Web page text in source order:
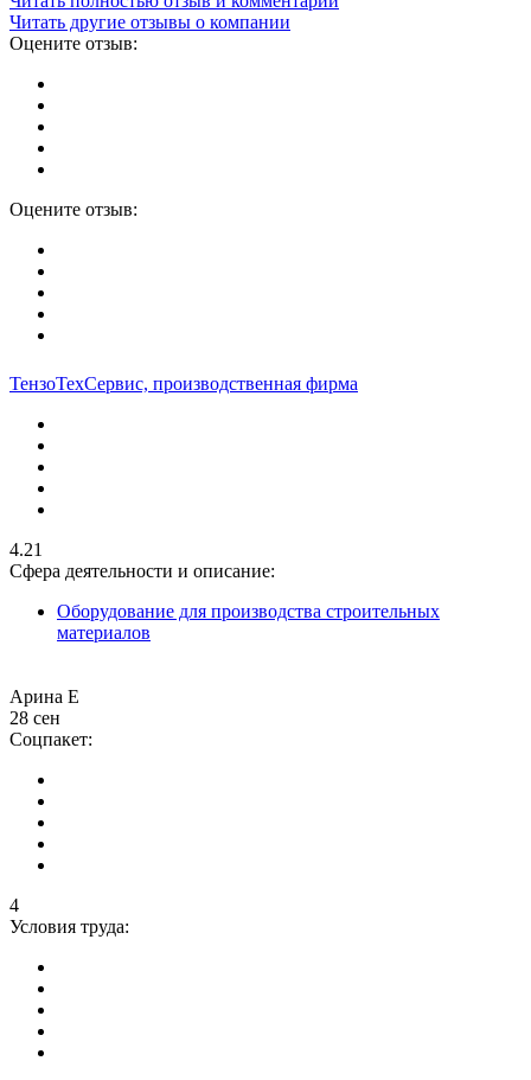
Читать другие отзывы о компании
Оцените отзыв:
Оцените отзыв:
ТензоТехСервис, производственная фирма
4.21
Сфера деятельности и описание:
Оборудование для производства строительных
материалов
Арина Е
28 сен
Соцпакет:
4
Условия труда: